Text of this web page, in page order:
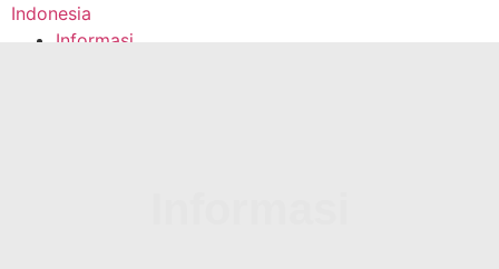
Indonesia
Informasi